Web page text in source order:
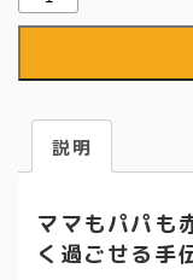
ン
ン
［60
分］
説明
ママもパパも
く過ごせる手